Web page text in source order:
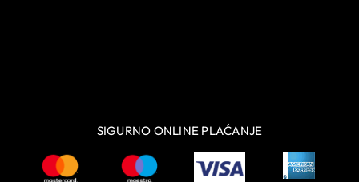
SIGURNO ONLINE PLAĆANJE